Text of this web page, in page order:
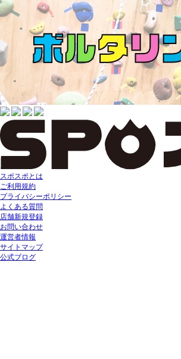
スポスポとは
ご利用規約
プライバシーポリシー
よくある質問
店舗新規登録
お問い合わせ
運営者情報
サイトマップ
公式ブログ